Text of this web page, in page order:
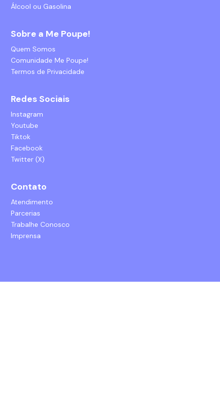
Álcool ou Gasolina
Sobre a Me Poupe!
Quem Somos
Comunidade Me Poupe!
Termos de Privacidade
Redes Sociais
Instagram
Youtube
Tiktok
Facebook
Twitter (X)
Contato
Atendimento
Parcerias
Trabalhe Conosco
Imprensa